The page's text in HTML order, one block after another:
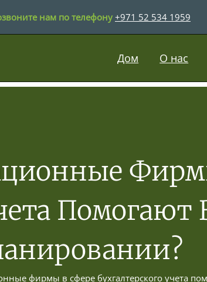
нам по телефону +971 52 534 1959
Дом О нас
фирмы в сфере бухгалтерского учета